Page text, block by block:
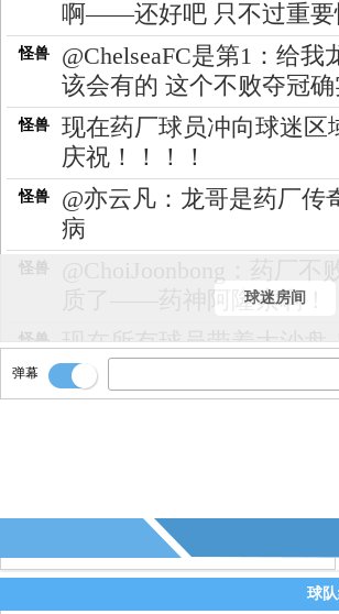
啊——还好吧 只不过重要
怪兽
@ChelseaFC是第1：给
该会有的 这个不败夺冠
怪兽
现在药厂球员冲向球迷区
庆祝！！！！
怪兽
@亦云凡：龙哥是药厂
病
怪兽
质了——药神阿隆索啊！
怪兽
现在所有球员带着大沙盘
念！！！
@最后一块：药厂是冠军
@Okawai：龙哥牛逼！
球迷房间
弹幕
球